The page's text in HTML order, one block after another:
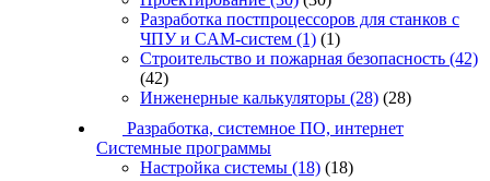
Разработка постпроцессоров для станков с
ЧПУ и CAM-систем (1) (1)
Строительство и пожарная безопасность (42)
(42)
Инженерные калькуляторы (28) (28)
Разработка, системное ПО, интернет
Системные программы
Настройка системы (18) (18)